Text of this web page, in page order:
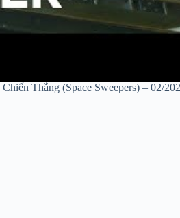
Thắng (Space Sweepers) – 02/